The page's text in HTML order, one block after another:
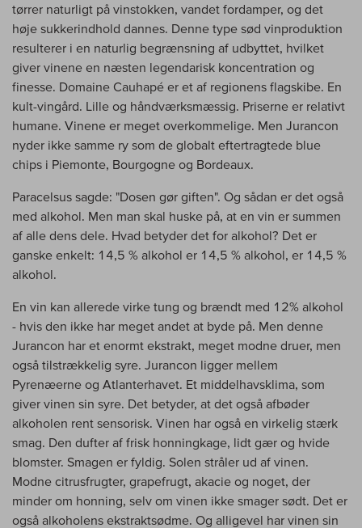
tørrer naturligt på vinstokken, vandet fordamper, og det
høje sukkerindhold dannes. Denne type sød vinproduktion
resulterer i en naturlig begrænsning af udbyttet, hvilket
giver vinene en næsten legendarisk koncentration og
finesse. Domaine Cauhapé er et af regionens flagskibe. En
kult-vingård. Lille og håndværksmæssig. Priserne er relativt
humane. Vinene er meget overkommelige. Men Jurancon
nyder ikke samme ry som de globalt eftertragtede blue
chips i Piemonte, Bourgogne og Bordeaux.
Paracelsus sagde: "Dosen gør giften". Og sådan er det også
med alkohol. Men man skal huske på, at en vin er summen
af alle dens dele. Hvad betyder det for alkohol? Det er
ganske enkelt: 14,5 % alkohol er 14,5 % alkohol, er 14,5 %
alkohol.
En vin kan allerede virke tung og brændt med 12% alkohol
- hvis den ikke har meget andet at byde på. Men denne
Jurancon har et enormt ekstrakt, meget modne druer, men
også tilstrækkelig syre. Jurancon ligger mellem
Pyrenæerne og Atlanterhavet. Et middelhavsklima, som
giver vinen sin syre. Det betyder, at det også afbøder
alkoholen rent sensorisk. Vinen har også en virkelig stærk
smag. Den dufter af frisk honningkage, lidt gær og hvide
blomster. Smagen er fyldig. Solen stråler ud af vinen.
Modne citrusfrugter, grapefrugt, akacie og noget, der
minder om honning, selv om vinen ikke smager sødt. Det er
også alkoholens ekstraktsødme. Og alligevel har vinen sin